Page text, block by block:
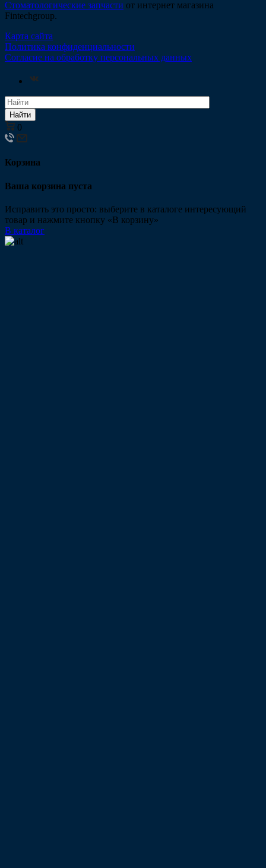
Стоматологические запчасти от интернет магазина
Fintechgroup.
Карта сайта
Политика конфиденциальности
Согласие на обработку персональных данных
Найти
0
Корзина
Ваша корзина пуста
Исправить это просто: выберите в каталоге интересующий
товар и нажмите кнопку «В корзину»
В каталог